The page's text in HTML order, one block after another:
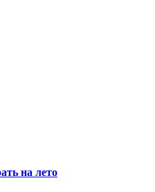
на лето